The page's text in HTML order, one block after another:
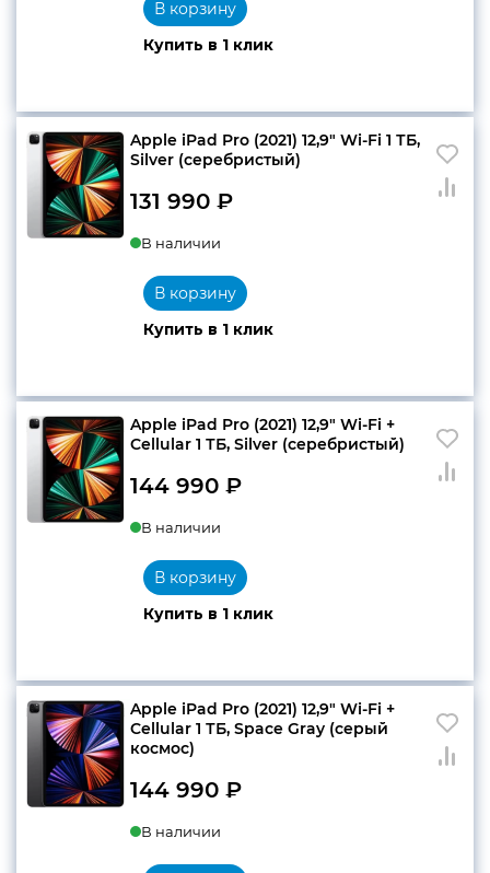
Купить в 1 клик
В корзину
Apple iPad Pro (2021) 12,9″ Wi-Fi 1 ТБ,
Silver (серебристый)
131 990 ₽
В наличии
Купить в 1 клик
В корзину
Apple iPad Pro (2021) 12,9″ Wi-Fi +
Cellular 1 ТБ, Silver (серебристый)
144 990 ₽
В наличии
Купить в 1 клик
В корзину
Apple iPad Pro (2021) 12,9″ Wi-Fi +
Cellular 1 ТБ, Space Gray (серый
космос)
144 990 ₽
В наличии